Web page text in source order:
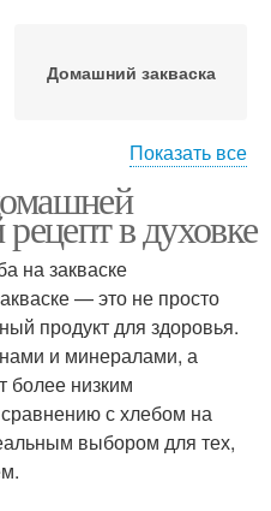
Домашний закваска
Закваска для ржаного
хлеба
Разница между ржаным
хлебом
Ингредиенты для
Показать все
в духовке
на закваске
— это не просто
продукт для здоровья.
и минералами, а
более низким
с хлебом на
выбором для тех,